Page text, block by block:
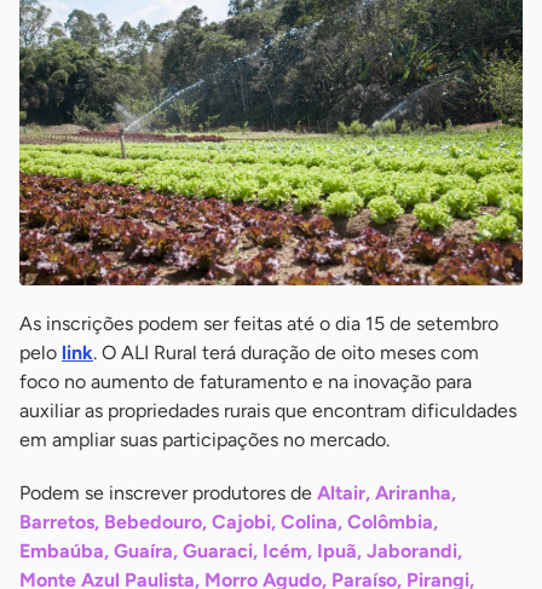
As inscrições podem ser feitas até o dia 15 de setembro
pelo link. O ALI Rural terá duração de oito meses com
foco no aumento de faturamento e na inovação para
auxiliar as propriedades rurais que encontram dificuldades
em ampliar suas participações no mercado.
Podem se inscrever produtores de Altair, Ariranha,
Barretos, Bebedouro, Cajobi, Colina, Colômbia,
Embaúba, Guaíra, Guaraci, Icém, Ipuã, Jaborandi,
Monte Azul Paulista, Morro Agudo, Paraíso, Pirangi,